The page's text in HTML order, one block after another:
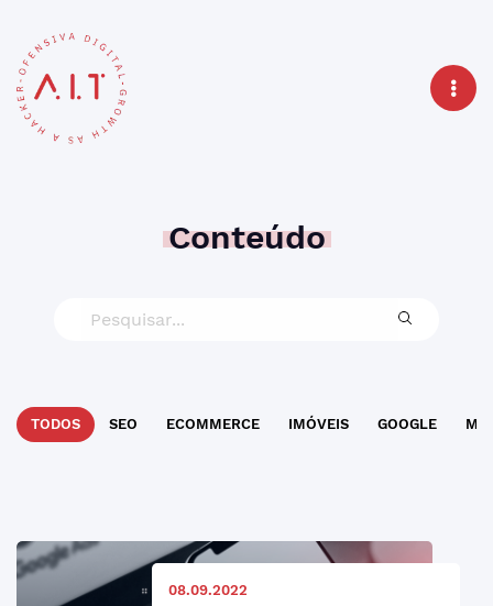
Conteúdo
TODOS SEO ECOMMERCE IMÓVEIS GOOGLE
08.09.2022